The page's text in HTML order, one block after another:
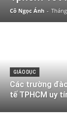
Cô Ngọc Ánh -
GIÁO DỤC
Các trường
tế TPHCM uy